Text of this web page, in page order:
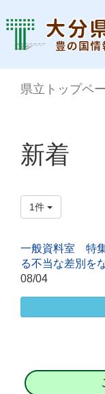
県立トップペ
新着
1件
一般資料室 特
る不当な差別を
08/04